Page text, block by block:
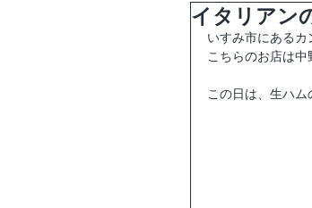
イタリアン
いすみ市にあるカ
こちらのお店は中
この日は、生ハム